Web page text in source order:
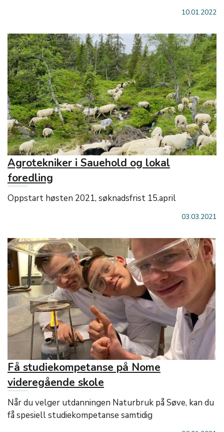
10.01.2022
Agrotekniker i Sauehold og lokal
foredling
Oppstart høsten 2021, søknadsfrist 15.april
03.03.2021
Få studiekompetanse på Nome
videregående skole
Når du velger utdanningen Naturbruk på Søve, kan du
få spesiell studiekompetanse samtidig